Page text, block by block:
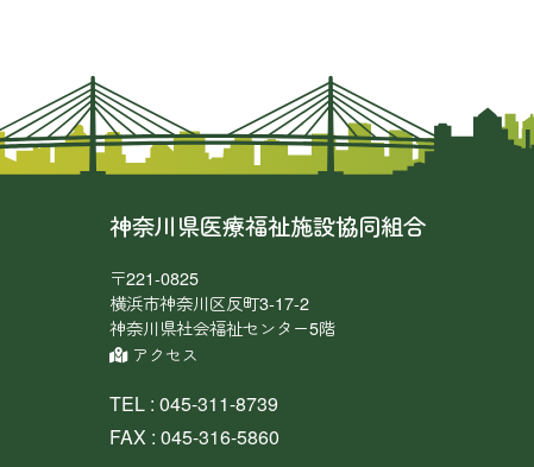
神奈川県医療福祉施設協同組合
〒221-0825
横浜市神奈川区反町3-17-2
神奈川県社会福祉センター5階
アクセス
TEL : 045-311-8739
FAX : 045-316-5860